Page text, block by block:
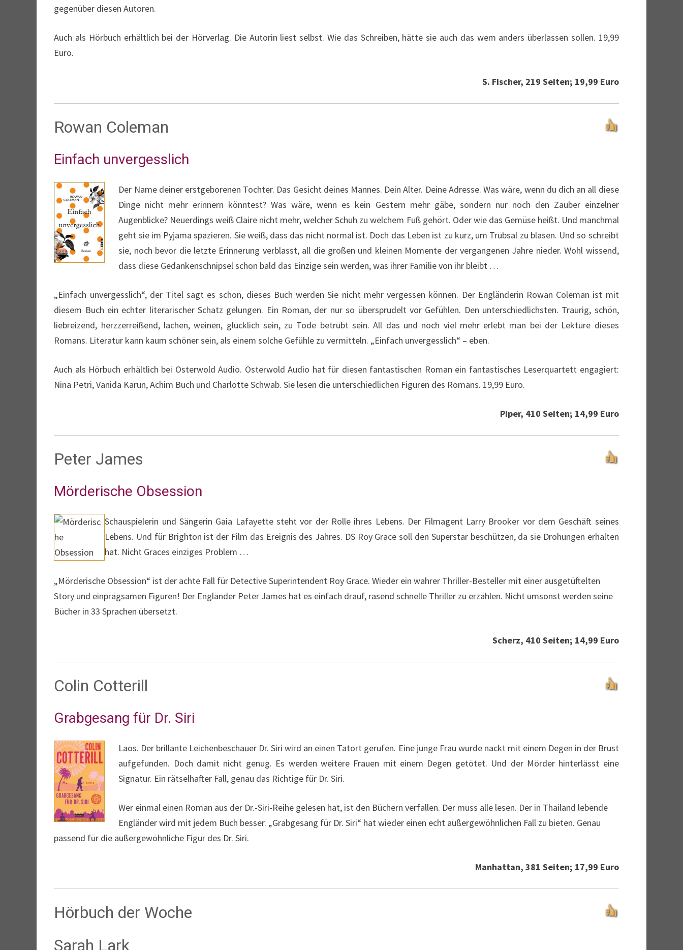
gegenüber diesen Autoren.
Auch als Hörbuch erhältlich bei der Hörverlag. Die Autorin liest selbst. Wie das Schreiben, hätte sie auch das wem anders überlassen sollen. 19,99
Euro.
S. Fischer, 219 Seiten; 19,99 Euro
Rowan Coleman
Einfach unvergesslich
Der Name deiner erstgeborenen Tochter. Das Gesicht deines Mannes. Dein Alter. Deine Adresse. Was wäre, wenn du dich an all diese
Dinge nicht mehr erinnern könntest? Was wäre, wenn es kein Gestern mehr gäbe, sondern nur noch den Zauber einzelner
Augenblicke? Neuerdings weiß Claire nicht mehr, welcher Schuh zu welchem Fuß gehört. Oder wie das Gemüse heißt. Und manchmal
geht sie im Pyjama spazieren. Sie weiß, dass das nicht normal ist. Doch das Leben ist zu kurz, um Trübsal zu blasen. Und so schreibt
sie, noch bevor die letzte Erinnerung verblasst, all die großen und kleinen Momente der vergangenen Jahre nieder. Wohl wissend,
dass diese Gedankenschnipsel schon bald das Einzige sein werden, was ihrer Familie von ihr bleibt …
„Einfach unvergesslich“, der Titel sagt es schon, dieses Buch werden Sie nicht mehr vergessen können. Der Engländerin Rowan Coleman ist mit
diesem Buch ein echter literarischer Schatz gelungen. Ein Roman, der nur so übersprudelt vor Gefühlen. Den unterschiedlichsten. Traurig, schön,
liebreizend, herzzerreißend, lachen, weinen, glücklich sein, zu Tode betrübt sein. All das und noch viel mehr erlebt man bei der Lektüre dieses
Romans. Literatur kann kaum schöner sein, als einem solche Gefühle zu vermitteln. „Einfach unvergesslich“ – eben.
Auch als Hörbuch erhältlich bei Osterwold Audio. Osterwold Audio hat für diesen fantastischen Roman ein fantastisches Leserquartett engagiert:
Nina Petri, Vanida Karun, Achim Buch und Charlotte Schwab. Sie lesen die unterschiedlichen Figuren des Romans. 19,99 Euro.
Piper, 410 Seiten; 14,99 Euro
Peter James
Mörderische Obsession
Schauspielerin und Sängerin Gaia Lafayette steht vor der Rolle ihres Lebens. Der Filmagent Larry Brooker vor dem Geschäft seines
Lebens. Und für Brighton ist der Film das Ereignis des Jahres. DS Roy Grace soll den Superstar beschützen, da sie Drohungen erhalten
hat. Nicht Graces einziges Problem …
„Mörderische Obsession“ ist der achte Fall für Detective Superintendent Roy Grace. Wieder ein wahrer Thriller-Besteller mit einer ausgetüftelten
Story und einprägsamen Figuren! Der Engländer Peter James hat es einfach drauf, rasend schnelle Thriller zu erzählen. Nicht umsonst werden seine
Bücher in 33 Sprachen übersetzt.
Scherz, 410 Seiten; 14,99 Euro
Colin Cotterill
Grabgesang für Dr. Siri
Laos. Der brillante Leichenbeschauer Dr. Siri wird an einen Tatort gerufen. Eine junge Frau wurde nackt mit einem Degen in der Brust
aufgefunden. Doch damit nicht genug. Es werden weitere Frauen mit einem Degen getötet. Und der Mörder hinterlässt eine
Signatur. Ein rätselhafter Fall, genau das Richtige für Dr. Siri.
Wer einmal einen Roman aus der Dr.-Siri-Reihe gelesen hat, ist den Büchern verfallen. Der muss alle lesen. Der in Thailand lebende
Engländer wird mit jedem Buch besser. „Grabgesang für Dr. Siri“ hat wieder einen echt außergewöhnlichen Fall zu bieten. Genau
passend für die außergewöhnliche Figur des Dr. Siri.
Manhattan, 381 Seiten; 17,99 Euro
Hörbuch der Woche
Sarah Lark